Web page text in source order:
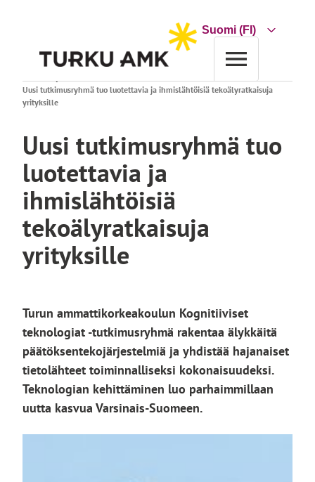
Choose
Uusi tutkimusryhmä tuo luotettavia ja ihmislähtöisiä tekoälyratkaisuja
yrityksille
Uusi tutkimusryhmä tuo
luotettavia ja
ihmislähtöisiä
tekoälyratkaisuja
yrityksille
Turun ammattikorkeakoulun Kognitiiviset
teknologiat -tutkimusryhmä rakentaa älykkäitä
päätöksentekojärjestelmiä ja yhdistää hajanaiset
tietolähteet toiminnalliseksi kokonaisuudeksi.
Teknologian kehittäminen luo parhaimmillaan
uutta kasvua Varsinais-Suomeen.